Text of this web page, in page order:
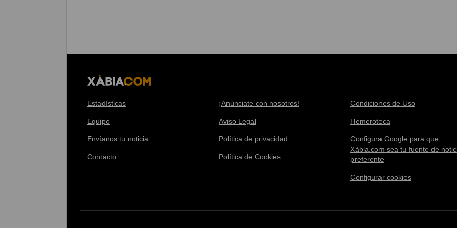
Estadísticas
Equipo
Envíanos tu noticia
Contacto
¡Anúnciate con nosotros!
Aviso Legal
Política de privacidad
Política de Cookies
Condiciones de Uso
Hemeroteca
Configura Google para que
Xàbia.com sea tu fuente de
preferente
Configurar cookies